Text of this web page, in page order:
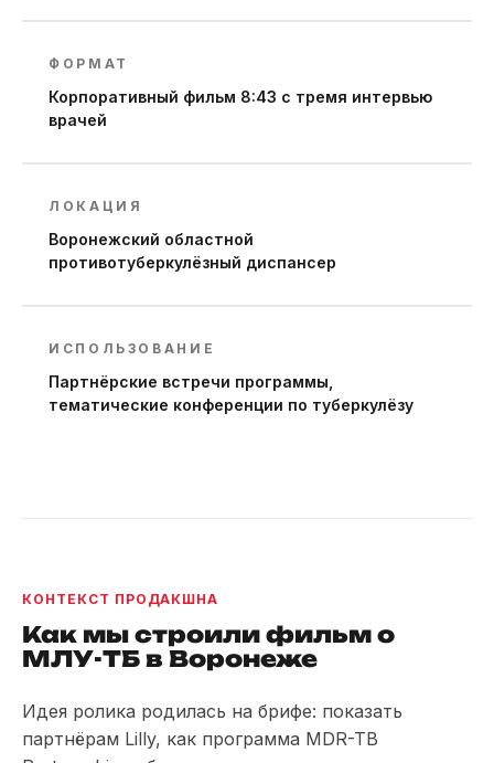
ФОРМАТ
Корпоративный фильм 8:43 с тремя интервью
врачей
ЛОКАЦИЯ
Воронежский областной
противотуберкулёзный диспансер
ИСПОЛЬЗОВАНИЕ
Партнёрские встречи программы,
тематические конференции по туберкулёзу
КОНТЕКСТ ПРОДАКШНА
Как мы строили фильм о
МЛУ-ТБ в Воронеже
Идея ролика родилась на брифе: показать
партнёрам Lilly, как программа MDR-TB